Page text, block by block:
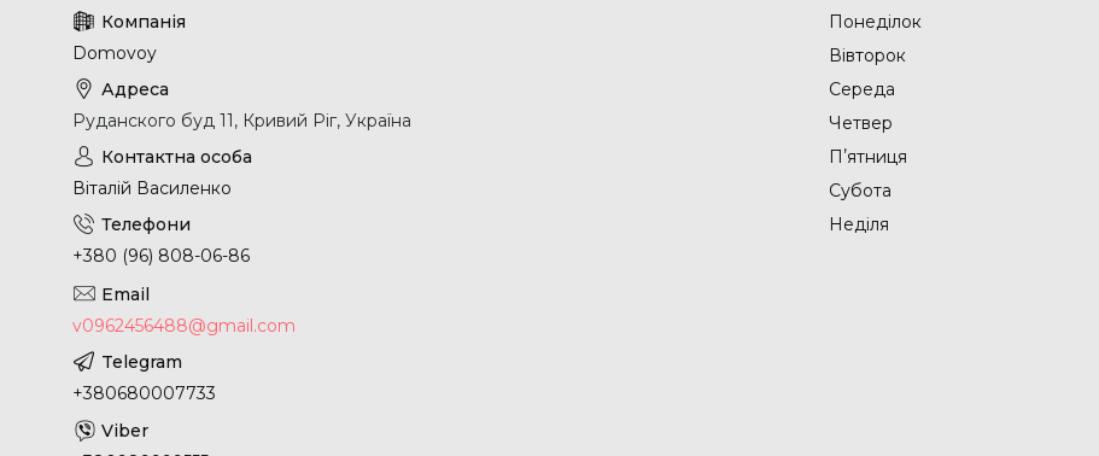
Domovoy
Руданского буд 11, Кривий Ріг, Україна
Віталій Василенко
+380 (96) 808-06-86
v0962456488@gmail.com
+380680007733
Понеділок
Вівторок
Середа
Четвер
Пʼятниця
Субота
Неділя